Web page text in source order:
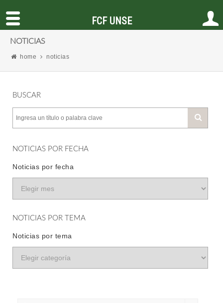
NOTICIAS
home noticias
BUSCAR
NOTICIAS POR FECHA
Noticias por fecha
NOTICIAS POR TEMA
Noticias por tema
FCF UNSE